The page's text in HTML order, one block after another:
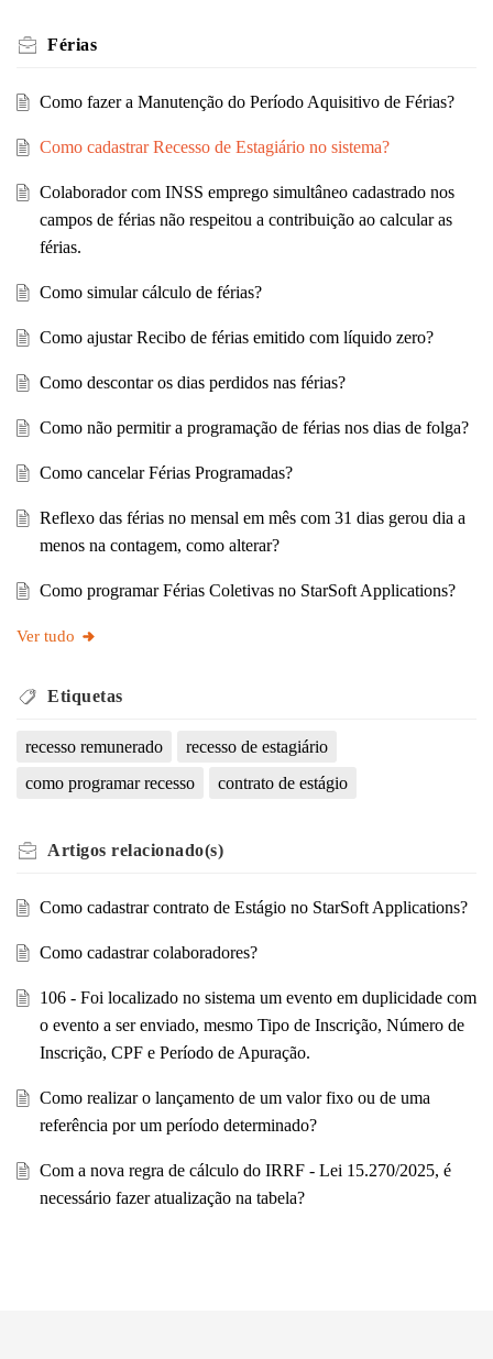
Férias
Como fazer a Manutenção do Período Aquisitivo de Férias?
Como cadastrar Recesso de Estagiário no sistema?
Colaborador com INSS emprego simultâneo cadastrado nos
campos de férias não respeitou a contribuição ao calcular as
férias.
Como simular cálculo de férias?
Como ajustar Recibo de férias emitido com líquido zero?
Como descontar os dias perdidos nas férias?
Como não permitir a programação de férias nos dias de folga?
Como cancelar Férias Programadas?
Reflexo das férias no mensal em mês com 31 dias gerou dia a
menos na contagem, como alterar?
Como programar Férias Coletivas no StarSoft Applications?
Ver tudo
Etiquetas
recesso remunerado
recesso de estagiário
como programar recesso
contrato de estágio
Artigos relacionado(s)
Como cadastrar contrato de Estágio no StarSoft Applications?
Como cadastrar colaboradores?
106 - Foi localizado no sistema um evento em duplicidade com
o evento a ser enviado, mesmo Tipo de Inscrição, Número de
Inscrição, CPF e Período de Apuração.
Como realizar o lançamento de um valor fixo ou de uma
referência por um período determinado?
Com a nova regra de cálculo do IRRF - Lei 15.270/2025, é
necessário fazer atualização na tabela?